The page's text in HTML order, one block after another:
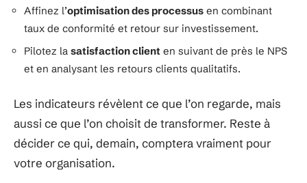
Affinez l’optimisation des processus en combinant
taux de conformité et retour sur investissement.
Pilotez la satisfaction client en suivant de près le NPS
et en analysant les retours clients qualitatifs.
Les indicateurs révèlent ce que l’on regarde, mais
aussi ce que l’on choisit de transformer. Reste à
décider ce qui, demain, comptera vraiment pour
votre organisation.